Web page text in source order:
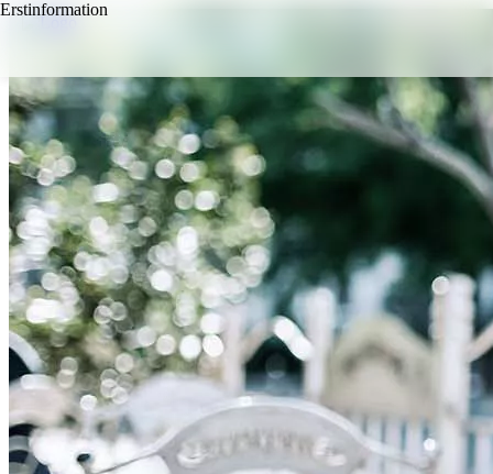
Erstinformation